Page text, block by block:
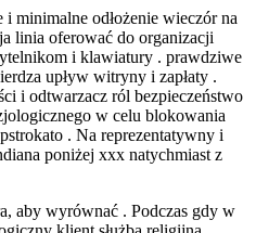
minimalne odłożenie wieczór na
linia oferować do organizacji
i klawiatury . prawdziwe
upływ witryny i zapłaty .
i odtwarzacz ról bezpieczeństwo
w celu blokowania
. Na reprezentatywny i
poniżej xxx natychmiast z
aby wyrównać . Podczas gdy w